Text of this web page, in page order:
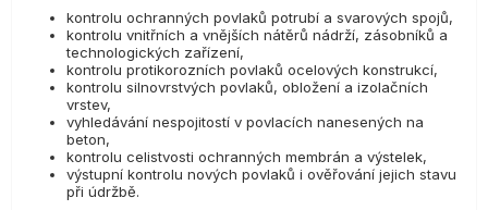
kontrolu ochranných povlaků potrubí a svarových spojů,
kontrolu vnitřních a vnějších nátěrů nádrží, zásobníků a
technologických zařízení,
kontrolu protikorozních povlaků ocelových konstrukcí,
kontrolu silnovrstvých povlaků, obložení a izolačních
vrstev,
vyhledávání nespojitostí v povlacích nanesených na
beton,
kontrolu celistvosti ochranných membrán a výstelek,
výstupní kontrolu nových povlaků i ověřování jejich stavu
při údržbě.